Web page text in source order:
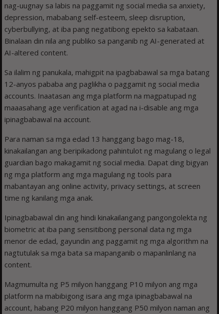
nag-uugnay sa labis na paggamit ng social media sa anxiety,
depression, mababang self-esteem, sleep disruption,
cyberbullying, at iba pang negatibong epekto sa kabataan.
Binalaan din nila ang publiko sa panganib ng AI-generated at
AI-altered content.
Sa ilalim ng panukala, mahigpit na ipagbabawal sa mga batang
12-anyos pababa ang paglikha o paggamit ng social media
accounts. Inaatasan ang mga platform na magpatupad ng
maaasahang age verification at agad na i-disable ang mga
ipinagbabawal na account.
Para naman sa mga edad 13 hanggang bago mag-18,
kinakailangan ang beripikadong pahintulot ng magulang o legal
guardian bago makagamit ng social media. Dapat ding bigyan
ng mga platform ang mga magulang ng tools para
mabantayan ang online activity, privacy settings, at screen
time ng kanilang mga anak.
Ipinagbabawal din ang hindi kinakailangang pangongolekta ng
biometric at iba pang sensitibong personal data ng mga
menor de edad, gayundin ang paggamit ng mga algorithm na
nagtutulak sa mga bata sa mapanganib o mapanlinlang na
content.
Magmumulta ng P5 milyon hanggang P10 milyon ang mga
platform na mabibigong isara ang mga ipinagbabawal na
account, habang P20 milyon hanggang P50 milyon naman ang